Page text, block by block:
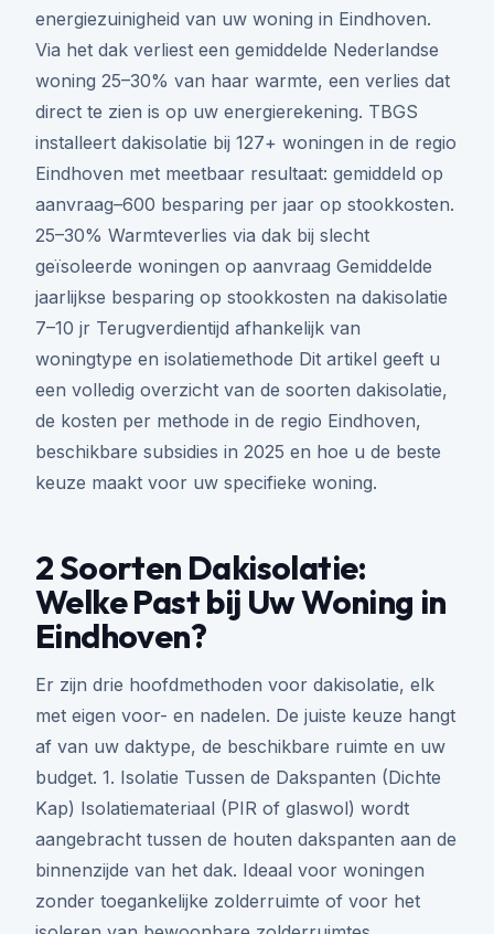
energiezuinigheid van uw woning in Eindhoven.
Via het dak verliest een gemiddelde Nederlandse
woning 25–30% van haar warmte, een verlies dat
direct te zien is op uw energierekening. TBGS
installeert dakisolatie bij 127+ woningen in de regio
Eindhoven met meetbaar resultaat: gemiddeld op
aanvraag–600 besparing per jaar op stookkosten.
25–30% Warmteverlies via dak bij slecht
geïsoleerde woningen op aanvraag Gemiddelde
jaarlijkse besparing op stookkosten na dakisolatie
7–10 jr Terugverdientijd afhankelijk van
woningtype en isolatiemethode Dit artikel geeft u
een volledig overzicht van de soorten dakisolatie,
de kosten per methode in de regio Eindhoven,
beschikbare subsidies in 2025 en hoe u de beste
keuze maakt voor uw specifieke woning.
2 Soorten Dakisolatie:
Welke Past bij Uw Woning in
Eindhoven?
Er zijn drie hoofdmethoden voor dakisolatie, elk
met eigen voor- en nadelen. De juiste keuze hangt
af van uw daktype, de beschikbare ruimte en uw
budget. 1. Isolatie Tussen de Dakspanten (Dichte
Kap) Isolatiemateriaal (PIR of glaswol) wordt
aangebracht tussen de houten dakspanten aan de
binnenzijde van het dak. Ideaal voor woningen
zonder toegankelijke zolderruimte of voor het